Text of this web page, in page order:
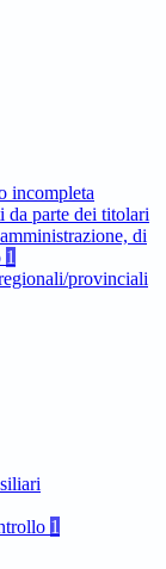
incompleta
da parte dei titolari
di
1
provinciali
1